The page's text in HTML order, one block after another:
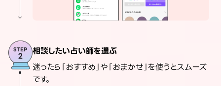
相談したい占い師を選ぶ
迷ったら「おすすめ」や「おまかせ」を使うとスムーズ
です。